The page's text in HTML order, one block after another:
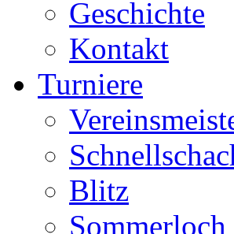
Geschichte
Kontakt
Turniere
Blitz
Sommerloch